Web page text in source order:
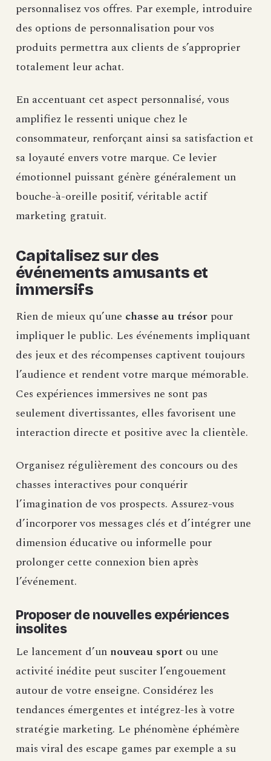
personnalisez vos offres. Par exemple, introduire
des options de personnalisation pour vos
produits permettra aux clients de s’approprier
totalement leur achat.
En accentuant cet aspect personnalisé, vous
amplifiez le ressenti unique chez le
consommateur, renforçant ainsi sa satisfaction et
sa loyauté envers votre marque. Ce levier
émotionnel puissant génère généralement un
bouche-à-oreille positif, véritable actif
marketing gratuit.
Capitalisez sur des
événements amusants et
immersifs
Rien de mieux qu’une chasse au trésor pour
impliquer le public. Les événements impliquant
des jeux et des récompenses captivent toujours
l’audience et rendent votre marque mémorable.
Ces expériences immersives ne sont pas
seulement divertissantes, elles favorisent une
interaction directe et positive avec la clientèle.
Organisez régulièrement des concours ou des
chasses interactives pour conquérir
l’imagination de vos prospects. Assurez-vous
d’incorporer vos messages clés et d’intégrer une
dimension éducative ou informelle pour
prolonger cette connexion bien après
l’événement.
Proposer de nouvelles expériences
insolites
Le lancement d’un nouveau sport ou une
activité inédite peut susciter l’engouement
autour de votre enseigne. Considérez les
tendances émergentes et intégrez-les à votre
stratégie marketing. Le phénomène éphémère
mais viral des escape games par exemple a su